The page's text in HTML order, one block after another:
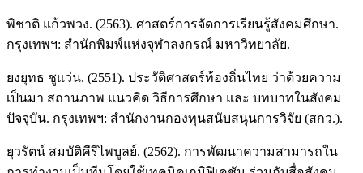
พิชาติ แก้วพวง. (2563). ศาสตร์การจัดการเรียนรู้สังคมศึกษา.
กรุงเทพฯ: สำนักพิมพ์แห่งจุฬาลงกรณ์ มหาวิทยาลัย.
ยงยุทธ ชูแว่น. (2551). ประวัติศาสตร์ท้องถิ่นไทย ว่าด้วยความ
เป็นมา สถานภาพ แนวคิด วิธีการศึกษา และ บทบาทในสังคม
ปัจจุบัน. กรุงเทพฯ: สำนักงานกองทุนสนับสนุนการวิจัย (สกว.).
ยุวรัตน์ สมบัติคีรีไพบูลย์. (2562). การพัฒนาความสามารถใน